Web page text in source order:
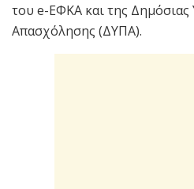
του e-ΕΦΚΑ και της Δημόσιας
Απασχόλησης (ΔΥΠΑ).